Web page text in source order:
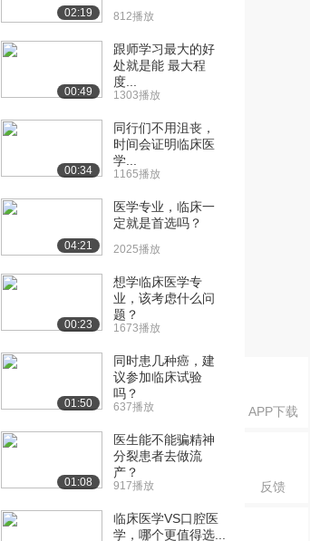
APP下载
反馈
展
[15] 心脏骤停后的低温治
疗 (THAPA...
2.2万播放
[16] 广泛性焦虑症的基础
4.9万播放
[17] 关于婴儿认知发展的
4.7万播放
[18] 心理神经免疫学遇上
3.7万播放
[19] 精神病学中心理疗法
的现状与前景：个...
[20] 国家精神疾病联合会 58:41
[21] 利用“愤怒剖析档案”来
52:28
02:19 812播放
00:49
跟师学习最大的好
处就是能 最大程
度...
1303播放
00:34
同行们不用沮丧，
时间会证明临床医
学...
1165播放
04:21
医学专业，临床一
定就是首选吗？
2025播放
00:23
想学临床医学专
业，该考虑什么问
题？
1673播放
01:50
同时患几种癌，建
议参加临床试验
吗？
637播放
01:08
医生能不能骗精神
分裂患者去做流
产？
917播放
临床医学VS口腔医
学，哪个更值得选...